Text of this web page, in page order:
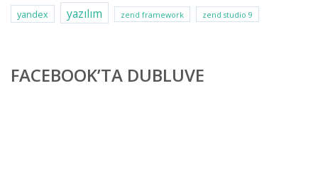
yandex
yazılım zend framework zend studio 9
FACEBOOK’TA DUBLUVE